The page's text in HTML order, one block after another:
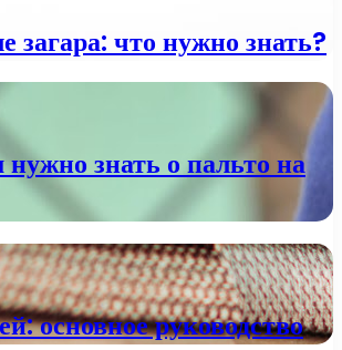
загара: что нужно знать?
знать о пальто на
основное руководство